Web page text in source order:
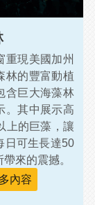
重現美國加州
林的豐富動植
含巨大海藻林
。其中展示高
上的巨藻，讓
日可生長達50
來的震撼。
內容